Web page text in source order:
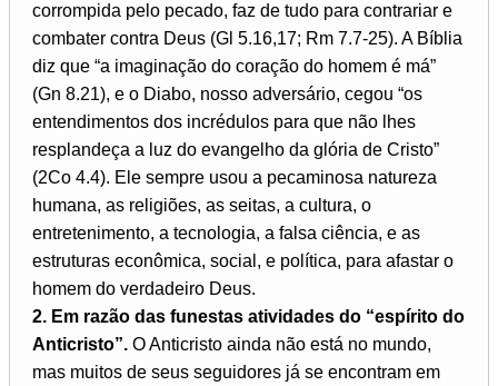
corrompida pelo pecado, faz de tudo para contrariar e
combater contra Deus (Gl 5.16,17; Rm 7.7-25). A Bíblia
diz que “a imaginação do coração do homem é má”
(Gn 8.21), e o Diabo, nosso adversário, cegou “os
entendimentos dos incrédulos para que não lhes
resplandeça a luz do evangelho da glória de Cristo”
(2Co 4.4). Ele sempre usou a pecaminosa natureza
humana, as religiões, as seitas, a cultura, o
entretenimento, a tecnologia, a falsa ciência, e as
estruturas econômica, social, e política, para afastar o
homem do verdadeiro Deus.
2. Em razão das funestas atividades do “espírito do
Anticristo”. O Anticristo ainda não está no mundo,
mas muitos de seus seguidores já se encontram em